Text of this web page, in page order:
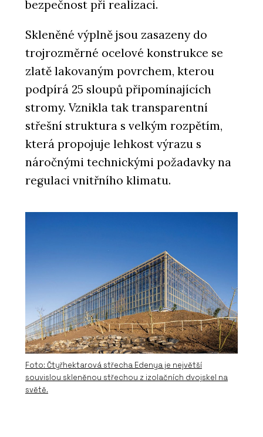
ČLÁNKY
Mrakodrap Mennica má prosklenou
fasádu a interiér zdobí leštěný
mramor. Je dominantou Varšavy,
která v noci září
Low-Carbon Glass a služba Recycle
Glass - AGC Glass Europe
bezpečnost při realizaci.
Skleněné výplně jsou zasazeny do
trojrozměrné ocelové konstrukce se
zlatě lakovaným povrchem, kterou
podpírá 25 sloupů připomínajících
stromy. Vznikla tak transparentní
střešní struktura s velkým rozpětím,
která propojuje lehkost výrazu s
náročnými technickými požadavky na
regulaci vnitřního klimatu.
Foto: Čtyřhektarová střecha Edenya je největší
souvislou skleněnou střechou z izolačních dvojskel na
světě.